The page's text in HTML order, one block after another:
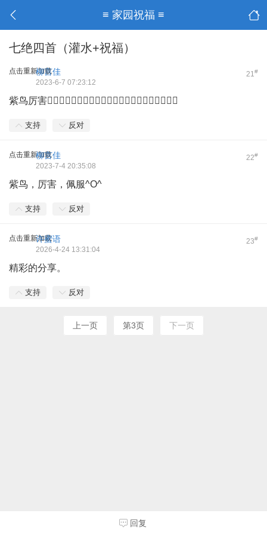
≡ 家园祝福 ≡
七绝四首（灌水+祝福）
点击重新加载 21#
柳言佳
2023-6-7 07:23:12
紫鸟厉害👍🏻👍🏻👍🏻👍🏻👍🏻👍🏻👍🏻👍🏻👍🏻👍🏻👍🏻
支持 反对
点击重新加载 22#
柳言佳
2023-7-4 20:35:08
紫鸟，厉害，佩服^O^
支持 反对
点击重新加载 23#
许蜜语
2026-4-24 13:31:04
精彩的分享。
支持 反对
上一页 第3页 下一页
回复